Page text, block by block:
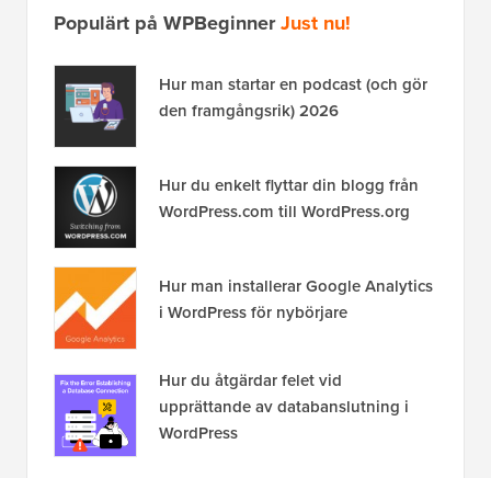
Populärt på WPBeginnerJust nu!
Hur man startar en podcast (och gör
den framgångsrik) 2026
Hur du enkelt flyttar din blogg från
WordPress.com till WordPress.org
Hur man installerar Google Analytics
i WordPress för nybörjare
Hur du åtgärdar felet vid
upprättande av databanslutning i
WordPress